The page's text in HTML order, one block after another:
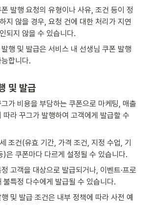
발행 요청의 유형이나 사유, 조건 등이 정
지 않을 경우, 요청 건에 대한 처리가 지연
되지 않을 수 있습니다.
행 및 발급은 서비스 내 선생님 쿠폰 발행
합니다.
및 발급
가 비용을 부담하는 쿠폰으로 마케팅, 매출
따라 꾸그가 발행하여 고객에게 발급할 수
조건(유효 기간, 가격 조건, 지정 수업, 기
)은 쿠폰마다 다르게 설정될 수 있습니다.
고객을 대상으로 발급되거나, 이벤트·프로
불특정 다수에게 발급될 수 있습니다.
및 발급 조건은 내부 정책에 따라 사전 예